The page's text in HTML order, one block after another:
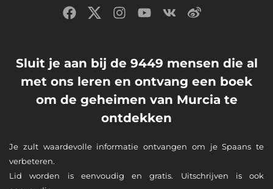
Sluit je aan bij de 9449 mensen die al
met ons leren en ontvang een boek
om de geheimen van Murcia te
ontdekken
Je zult waardevolle informatie ontvangen om je Spaans te
verbeteren.
Lid worden is eenvoudig en gratis. Uitschrijven is ook